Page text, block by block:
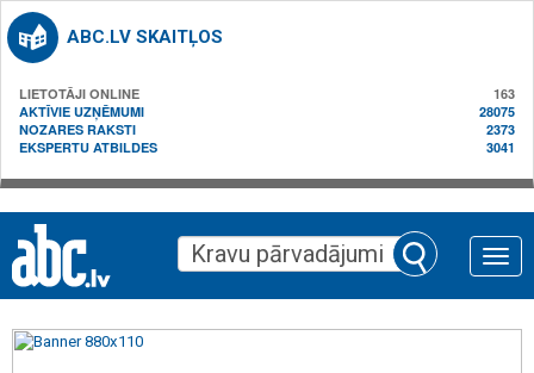
ABC.LV SKAITĻOS
LIETOTĀJI ONLINE
163
AKTĪVIE UZŅĒMUMI
28075
NOZARES RAKSTI
2373
EKSPERTU ATBILDES
3041
Toggle